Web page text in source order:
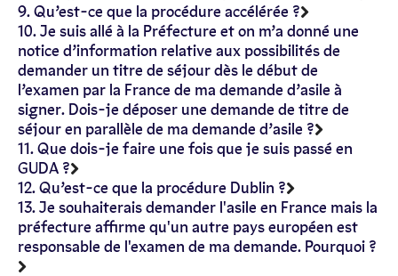
9. Qu’est-ce que la procédure accélérée ?
10. Je suis allé à la Préfecture et on m’a donné une
notice d’information relative aux possibilités de
demander un titre de séjour dès le début de
l’examen par la France de ma demande d’asile à
signer. Dois-je déposer une demande de titre de
séjour en parallèle de ma demande d’asile ?
11. Que dois-je faire une fois que je suis passé en
GUDA ?
12. Qu’est-ce que la procédure Dublin ?
13. Je souhaiterais demander l'asile en France mais la
préfecture affirme qu'un autre pays européen est
responsable de l'examen de ma demande. Pourquoi ?